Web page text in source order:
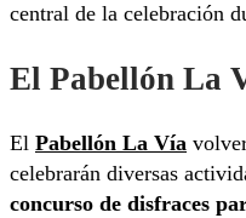
central de la celebración
El Pabellón La
El Pabellón La Vía
celebrarán diversas
concurso de disfraces